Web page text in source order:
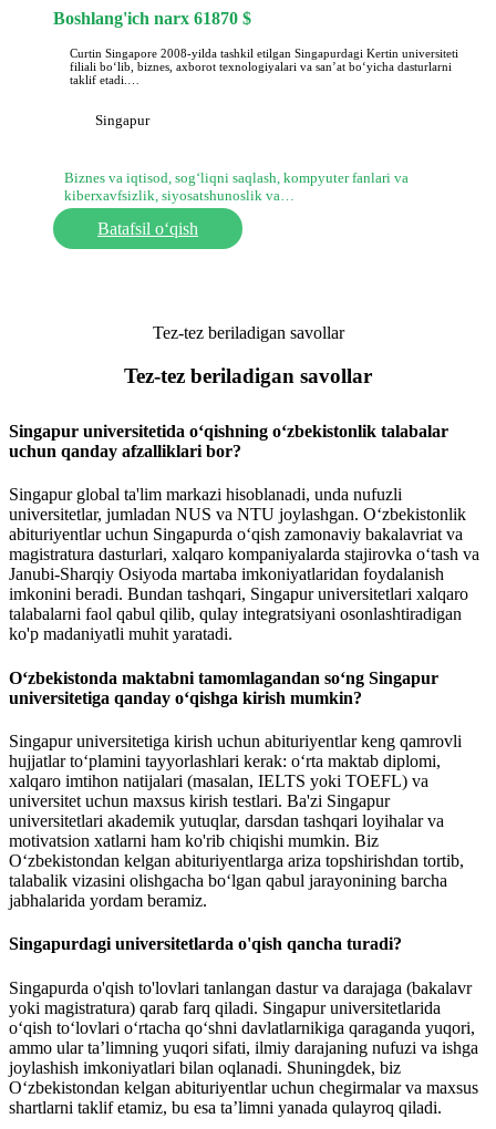
Boshlang'ich narx 61870 $
Curtin Singapore 2008-yilda tashkil etilgan Singapurdagi Kertin universiteti
filiali boʻlib, biznes, axborot texnologiyalari va sanʼat boʻyicha dasturlarni
taklif etadi.…
Singapur
Biznes va iqtisod, sog‘liqni saqlash, kompyuter fanlari va
kiberxavfsizlik, siyosatshunoslik va…
Batafsil o‘qish
Tez-tez beriladigan savollar
Tez-tez beriladigan savollar
Singapur universitetida o‘qishning o‘zbekistonlik talabalar
uchun qanday afzalliklari bor?
Singapur global ta'lim markazi hisoblanadi, unda nufuzli
universitetlar, jumladan NUS va NTU joylashgan. O‘zbekistonlik
abituriyentlar uchun Singapurda o‘qish zamonaviy bakalavriat va
magistratura dasturlari, xalqaro kompaniyalarda stajirovka o‘tash va
Janubi-Sharqiy Osiyoda martaba imkoniyatlaridan foydalanish
imkonini beradi. Bundan tashqari, Singapur universitetlari xalqaro
talabalarni faol qabul qilib, qulay integratsiyani osonlashtiradigan
ko'p madaniyatli muhit yaratadi.
O‘zbekistonda maktabni tamomlagandan so‘ng Singapur
universitetiga qanday o‘qishga kirish mumkin?
Singapur universitetiga kirish uchun abituriyentlar keng qamrovli
hujjatlar to‘plamini tayyorlashlari kerak: o‘rta maktab diplomi,
xalqaro imtihon natijalari (masalan, IELTS yoki TOEFL) va
universitet uchun maxsus kirish testlari. Ba'zi Singapur
universitetlari akademik yutuqlar, darsdan tashqari loyihalar va
motivatsion xatlarni ham ko'rib chiqishi mumkin. Biz
O‘zbekistondan kelgan abituriyentlarga ariza topshirishdan tortib,
talabalik vizasini olishgacha bo‘lgan qabul jarayonining barcha
jabhalarida yordam beramiz.
Singapurdagi universitetlarda o'qish qancha turadi?
Singapurda o'qish to'lovlari tanlangan dastur va darajaga (bakalavr
yoki magistratura) qarab farq qiladi. Singapur universitetlarida
oʻqish toʻlovlari oʻrtacha qoʻshni davlatlarnikiga qaraganda yuqori,
ammo ular taʼlimning yuqori sifati, ilmiy darajaning nufuzi va ishga
joylashish imkoniyatlari bilan oqlanadi. Shuningdek, biz
O‘zbekistondan kelgan abituriyentlar uchun chegirmalar va maxsus
shartlarni taklif etamiz, bu esa ta’limni yanada qulayroq qiladi.